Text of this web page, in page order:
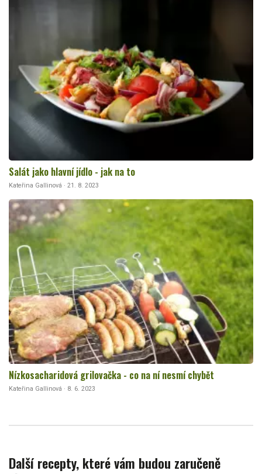
Salát jako hlavní jídlo - jak na to
Kateřina Gallinová · 21. 8. 2023
Nízkosacharidová grilovačka - co na ní nesmí chybět
Kateřina Gallinová · 8. 6. 2023
Další recepty, které vám budou zaručeně